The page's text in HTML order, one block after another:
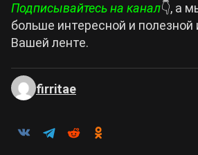
Подписывайтесь на канал👇, а
больше интересной и
Вашей ленте.
firritae